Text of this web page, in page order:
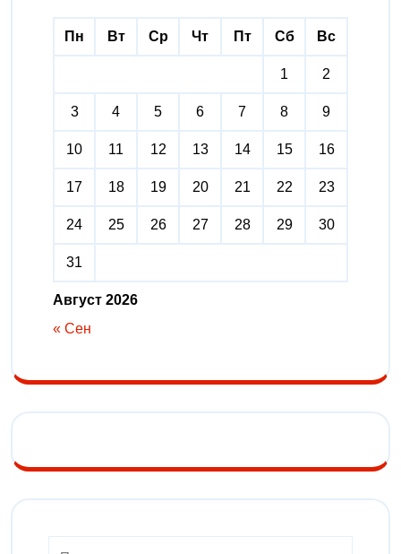
Август 2026
Пн Вт Ср Чт Пт Сб Вс
1 2
3 4 5 6 7 8 9
10 11 12 13 14 15 16
17 18 19 20 21 22 23
24 25 26 27 28 29 30
31
« Сен